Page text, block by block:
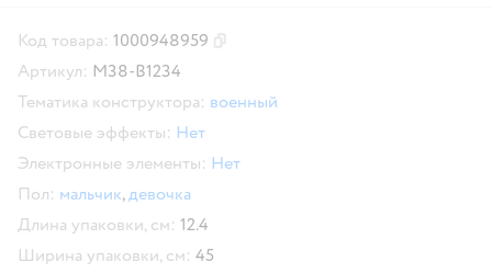
Код товара: 1000948959
Артикул: M38-B1234
Тематика конструктора: военный
Световые эффекты: Нет
Электронные элементы: Нет
Пол: мальчик,девочка
Длина упаковки, см: 12.4
Ширина упаковки, см: 45